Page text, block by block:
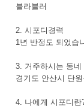
블라블러
2. 시포디경력
1년 반정도 되었습
3. 거주하시는 동
경기도 안산시 단
4. 나에게 시포디란